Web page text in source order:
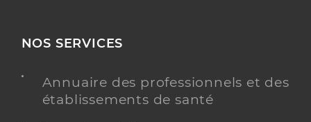
NOS SERVICES
Annuaire des professionnels et des
établissements de santé